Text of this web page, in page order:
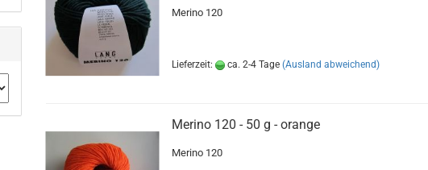
Merino 120
Lieferzeit: ca. 2-4 Tage (Ausland abweichend)
Merino 120 - 50 g - orange
Merino 120